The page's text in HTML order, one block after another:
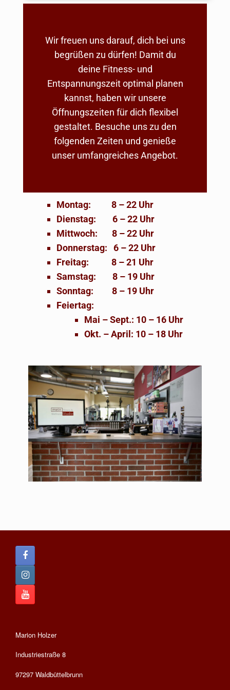
Wir freuen uns darauf, dich bei uns
begrüßen zu dürfen! Damit du
deine Fitness- und
Entspannungszeit optimal planen
kannst, haben wir unsere
Öffnungszeiten für dich flexibel
gestaltet. Besuche uns zu den
folgenden Zeiten und genieße
unser umfangreiches Angebot.
Montag: 8 – 22 Uhr
Dienstag: 6 – 22 Uhr
Mittwoch: 8 – 22 Uhr
Donnerstag: 6 – 22 Uhr
Freitag: 8 – 21 Uhr
Samstag: 8 – 19 Uhr
Sonntag: 8 – 19 Uhr
Feiertag:
Mai – Sept.: 10 – 16 Uhr
Okt. – April: 10 – 18 Uhr
Marion Holzer
Industriestraße 8
97297 Waldbüttelbrunn